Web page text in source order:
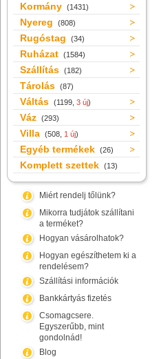
Kormány (1431)
Nyereg (808)
Rugóstag (34)
Ruházat (1584)
Szállítás (182)
Tárolás (87)
Váltás (1199, 3 új)
Váz (293)
Villa (508, 1 új)
Egyéb termékek (26)
Komplett szettek (13)
Miért rendelj tőlünk?
Mikorra tudjátok szállítani
a terméket?
Hogyan vásárolhatok?
Hogyan egészíthetem ki a
rendelésem?
Szállítási információk
Bankkártyás fizetés
Csomagcsere.
Egyszerűbb, mint
gondolnád!
Blog